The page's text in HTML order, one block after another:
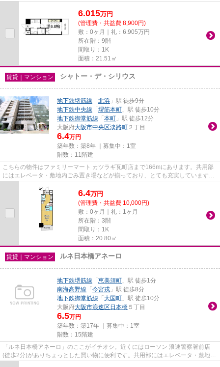
6.015万円
(管理費・共益費 8,900円)
敷：0ヶ月｜礼：6.905万円
所在階：9階
間取り：1K
面積：21.51㎡
賃貸｜マンション シャトー・デ・シリウス
地下鉄堺筋線 「 北浜 」駅 徒歩9分
地下鉄中央線 「 堺筋本町 」駅 徒歩10分
地下鉄御堂筋線 「 本町 」駅 徒歩12分
大阪府大阪市中央区淡路町 ２丁目
6.4万円
築年数：築8年 ｜募集中： 1室
階数：11階建
こちらの物件はファミリーマート カツラギ瓦町店まで166mにあります。共用部
にはエレベータ・敷地内ごみ置き場などが揃っており、とても充実しています。
6.4万円
(管理費・共益費 10,000円)
敷：0ヶ月｜礼：1ヶ月
所在階：3階
間取り：1K
面積：20.80㎡
賃貸｜マンション ルネ日本橋アネーロ
地下鉄堺筋線 「 恵美須町 」駅 徒歩1分
南海高野線 「 今宮戎 」駅 徒歩8分
地下鉄御堂筋線 「 大国町 」駅 徒歩10分
大阪府大阪市浪速区 日本橋 ５丁目
6.5万円
築年数：築17年 ｜募集中： 1室
階数：15階建
「ルネ日本橋アネーロ」のここがイチオシ。近くにはローソン 浪速警察署前店
(徒歩2分)がありちょっとした買い物に便利です。共用部にはエレベータ・敷地内